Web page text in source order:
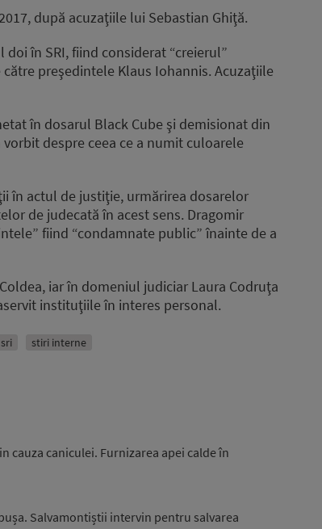
după acuzaţiile lui Sebastian Ghiţă.
în SRI, fiind considerat “creierul”
preşedintele Klaus Iohannis. Acuzaţiile
în dosarul Black Cube şi demisionat din
despre ceea ce a numit culoarele
în actul de justiţie, urmărirea dosarelor
de judecată în acest sens. Dragomir
fiind “condamnate public” înainte de a
iar în domeniul judiciar Laura Codruţa
instituţiile în interes personal.
sri stiri interne
cauza caniculei. Furnizarea apei calde în
Salvamontiștii intervin pentru salvarea